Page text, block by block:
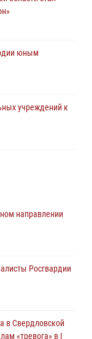
юным
учреждений к
Дня
на южном
направлении
Росгвардии
в Свердловской
«тревога» в I